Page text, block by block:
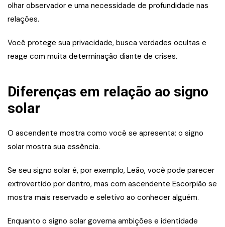
olhar observador e uma necessidade de profundidade nas
relações.
Você protege sua privacidade, busca verdades ocultas e
reage com muita determinação diante de crises.
Diferenças em relação ao signo
solar
O ascendente mostra como você se apresenta; o signo
solar mostra sua essência.
Se seu signo solar é, por exemplo, Leão, você pode parecer
extrovertido por dentro, mas com ascendente Escorpião se
mostra mais reservado e seletivo ao conhecer alguém.
Enquanto o signo solar governa ambições e identidade